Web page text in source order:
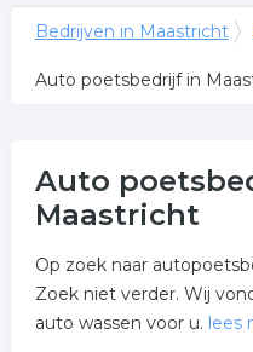
Bedrijven in Maastricht
Auto poetsbedrijf in
Auto
Maastricht
Op zoek naar
Zoek niet verder. Wij
auto wassen voor u. lees